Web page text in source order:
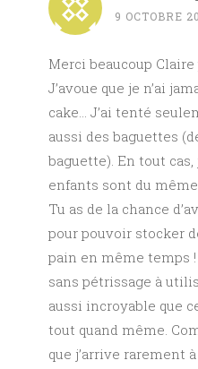
9 OCTOBRE
Merci beaucoup
J’avoue que je n’ai
cake… J’ai tenté
aussi des baguettes
baguette). En tout
enfants sont du
Tu as de la chance
pour pouvoir stocker
pain en même temps
sans pétrissage à
aussi incroyable que
tout quand même.
que j’arrive rarement